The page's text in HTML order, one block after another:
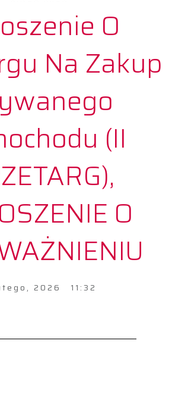
O
Na Zakup
(II
O
2026 11:32